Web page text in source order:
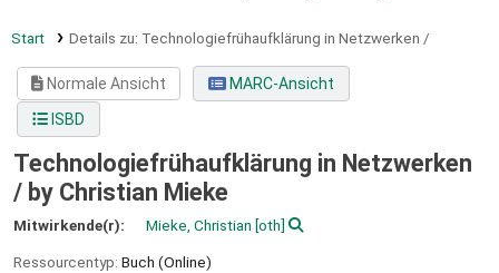
Start Details zu: Technologiefrühaufklärung in Netzwerken /
Normale Ansicht
MARC-Ansicht
ISBD
Technologiefrühaufklärung in Netzwerken
/ by Christian Mieke
Mitwirkende(r): Mieke, Christian [oth]
Ressourcentyp: Buch (Online)